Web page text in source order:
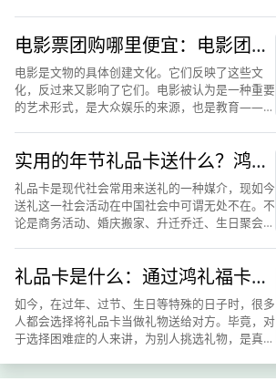
高，也想对于其他类型...
电影票团购哪里便宜：电影团购
网解读鸿礼福卡省钱攻略
电影是文物的具体创建文化。它们反映了这些文
化，反过来又影响了它们。电影被认为是一种重要
的艺术形式，是大众娱乐的来源，也是教育——或
用风靡全球的景点配音或...
实用的年节礼品卡送什么？鸿礼
福卡数字礼卡怎么样
礼品卡是现代社会常用来送礼的一种媒介，现如今
送礼这一社会活动在中国社会中可谓无处不在。不
论是商务活动、婚庆搬家、升迁乔迁、生日聚会，
繁荣，消费主义占据了...
礼品卡是什么：通过鸿礼福卡来
了解礼品卡的用途
如今，在过年、过节、生日等特殊的日子时，很多
人都会选择将礼品卡当做礼物送给对方。毕竟，对
于选择困难症的人来讲，为别人挑选礼物，是真的